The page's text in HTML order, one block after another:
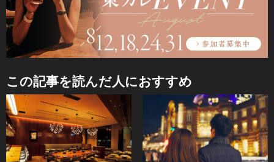
この記事を読んだ人におすすめ